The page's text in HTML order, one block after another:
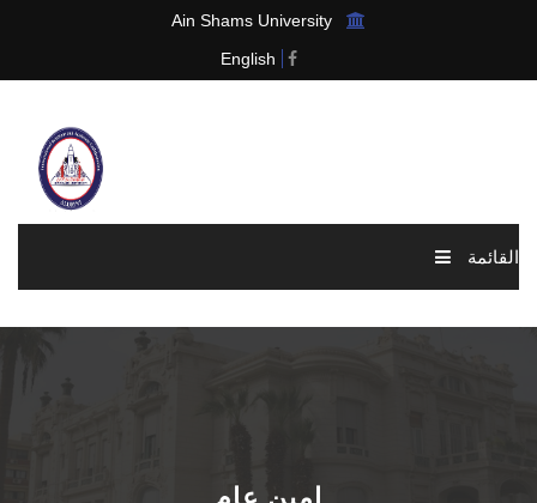
Ain Shams University
English
القائمة
الرئيسية